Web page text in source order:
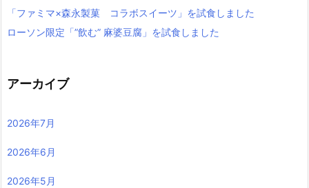
「ファミマ×森永製菓 コラボスイーツ」を試食しました
ローソン限定「”飲む” 麻婆豆腐」を試食しました
アーカイブ
2026年7月
2026年6月
2026年5月